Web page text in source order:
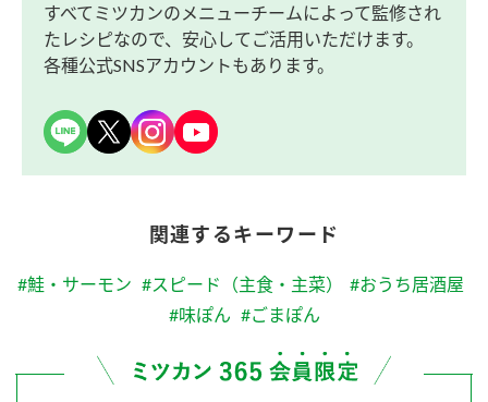
すべてミツカンのメニューチームによって監修され
たレシピなので、安心してご活用いただけます。
各種公式SNSアカウントもあります。
関連するキーワード
#鮭・サーモン #スピード（主食・主菜）
#おうち居酒屋
#味ぽん #ごまぽん